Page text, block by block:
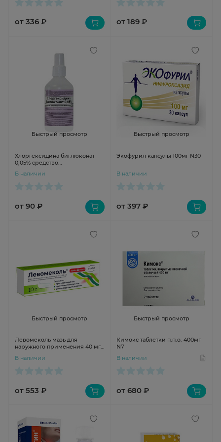
от 336 ₽ от 189 ₽
Быстрый просмотр
Хлоргексидина биглюконат
0,05% средство
антисептик 100мл Флора
В наличии
от 90 ₽
Быстрый просмотр
Экофурил капсулы 100мг N30
В наличии
от 397 ₽
Быстрый просмотр
Левомеколь мазь для
наружного применения 40 мг/
В наличии
от 553 ₽
Быстрый просмотр
Кимокс таблетки п.п.о. 400мг
N7
В наличии
от 680 ₽